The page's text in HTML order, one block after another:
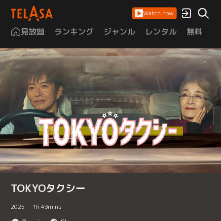
Watch now
見放題 ランキング ジャンル レンタル 無料
TOKYOタクシー
2025 1h 43mins